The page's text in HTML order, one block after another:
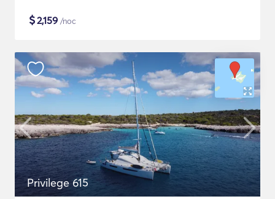
$2,159 /noc
Privilege 615